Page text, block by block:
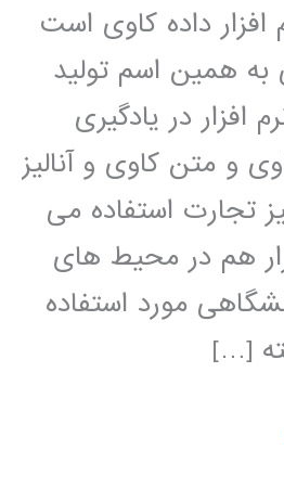
افزار داده کاوی است
همین اسم تولید
افزار در یادگیری
و متن کاوی و آنالیز
تجارت استفاده می
هم در محیط های
مورد استفاده
[…]